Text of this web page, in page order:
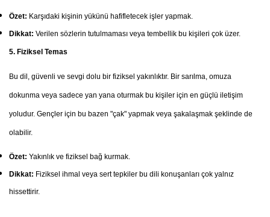
Özet: Karşıdaki kişinin yükünü hafifletecek işler yapmak.
Dikkat: Verilen sözlerin tutulmaması veya tembellik bu kişileri çok üzer.
5. Fiziksel Temas
Bu dil, güvenli ve sevgi dolu bir fiziksel yakınlıktır. Bir sarılma, omuza
dokunma veya sadece yan yana oturmak bu kişiler için en güçlü iletişim
yoludur. Gençler için bu bazen "çak" yapmak veya şakalaşmak şeklinde de
olabilir.
Özet: Yakınlık ve fiziksel bağ kurmak.
Dikkat: Fiziksel ihmal veya sert tepkiler bu dili konuşanları çok yalnız
hissettirir.